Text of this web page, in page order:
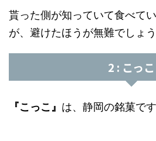
貰った側が知っていて食べて
が、避けたほうが無難でしょう
2 : こっこ
『こっこ』 は、静岡の銘菓です